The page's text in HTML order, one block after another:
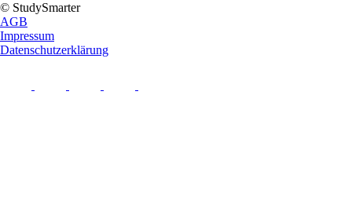
© StudySmarter
AGB
Impressum
Datenschutzerklärung